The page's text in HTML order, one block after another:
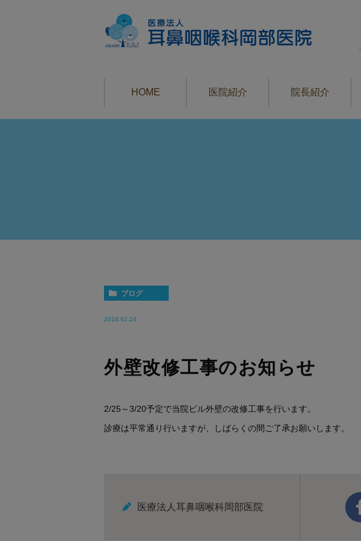
HOME 医院紹介 院長紹介
ブログ
2016.02.24
外壁改修工事のお知らせ
2/25～3/20予定で当院ビル外壁の改修工事を行います。
診療は平常通り行いますが、しばらくの間ご了承お願いします。
医療法人耳鼻咽喉科岡部医院